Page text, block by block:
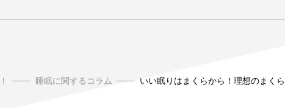
睡眠に関するコラム いい眠りはまくらから！理想のまく